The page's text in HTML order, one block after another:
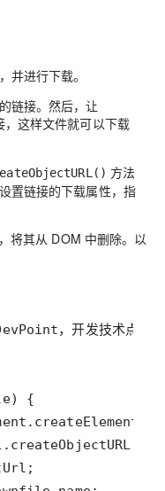
并进行下载。
链接。然后，让
，这样文件就可以下载
方法
置链接的下载属性，指
将其从 DOM 中删除。以